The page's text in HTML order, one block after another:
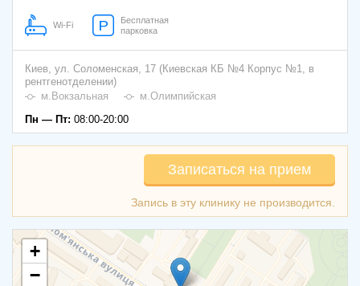
Wi-Fi
Бесплатная
парковка
Киев, ул. Соломенская, 17 (Киевская КБ №4 Корпус №1, в
рентгенотделении)
м.Вокзальная
м.Олимпийская
Пн — Пт: 08:00-20:00
Записаться на прием
+
−